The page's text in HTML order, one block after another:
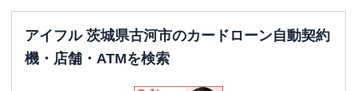
ATM営業時間
平日：7：00～24：00
土曜：8：00～21：00
日祝： 8：00～21：00
アイフル 茨城県古河市のカードローン自動契約
機・店舗・ATMを検索